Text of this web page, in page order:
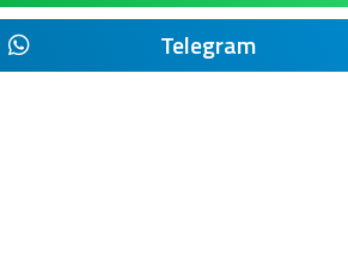
Telegram